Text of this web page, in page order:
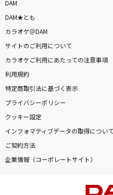
DAM
DAM★とも
カラオケ＠DAM
サイトのご利用について
カラオケご利用にあたっての注意事項
利用規約
特定商取引法に基づく表示
プライバシーポリシー
クッキー設定
インフォマティブデータの取得について
ご契約方法
企業情報（コーポレートサイト）